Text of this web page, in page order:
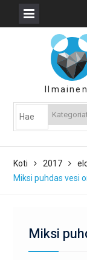
Koti 2017
Miksi puhdas vesi
Miksi